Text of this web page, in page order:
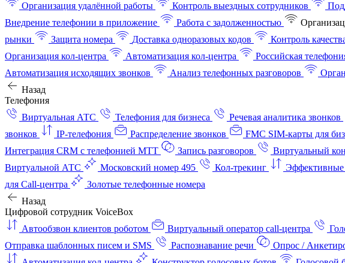
Организация удалённой работы
Контроль выездных сотрудников
Внедрение телефонии в приложение
Работа с задолженностью
рынки
Защита номера Доставка одноразовых кодов Контроль
Организация кол-центра
Автоматизация кол-центра Российская
Автоматизация исходящих звонков
Анализ телефонных разговоров
Назад
Телефония
Виртуальная АТС
Телефония для бизнеса Речевая аналитика звонков
звонков
IP-телефония Распределение звонков FMC SIM-карты для
Интеграция CRM с телефонией МТТ
Запись разговоров Виртуальный
Виртуальной АТС
Московский номер 495 Кол-трекинг
для Call-центра
Золотые телефонные номера
Назад
Цифровой сотрудник VoiceBox
Автообзвон клиентов роботом
Виртуальный оператор call-центра
Отправка шаблонных писем и SMS
Распознавание речи Опрос /